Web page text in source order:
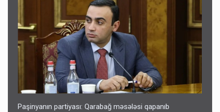
Paşinyanın partiyası: Qarabağ məsələsi qapanıb